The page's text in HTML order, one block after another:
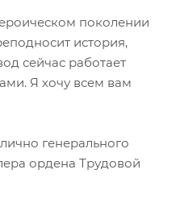
поколении
история,
сейчас работает
Я хочу всем вам
генерального
ордена Трудовой